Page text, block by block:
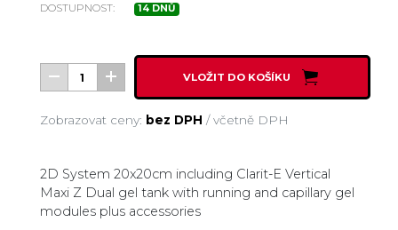
DOSTUPNOST: 14 DNŮ
VLOŽIT DO KOŠÍKU
Zobrazovat ceny: bez DPH /včetně DPH
2D System 20x20cm including Clarit-E Vertical
Maxi Z Dual gel tank with running and capillary gel
modules plus accessories